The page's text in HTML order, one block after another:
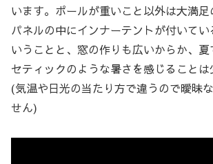
います。ポールが重いこと以外は大満足
パネルの中にインナーテントが付いてい
いうことと、窓の作りも広いからか、
セティックのような暑さを感じることは
(気温や日光の当たり方で違うので曖昧
せん)